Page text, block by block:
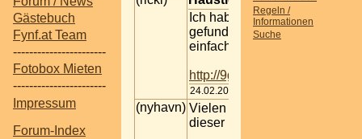
Gästebuch
Fynf.at Team
-----------------------
Fotobox Mieten
-----------------------
Impressum
Forum-Index
Regeln /
Informationen
Suche
Ich habe das gestern im Netz
gefunden und muss es
einfach mit euch teilen:D
http://9gag.com/gag/aYeVQrO
24.02.2016 15:12
(nyhavn) Vielen Dank fürs Teilen
dieser Bilderserie!